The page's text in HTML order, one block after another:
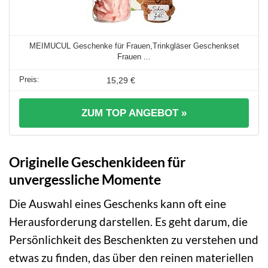
MEIMUCUL Geschenke für Frauen,Trinkgläser Geschenkset
Frauen ...
15,29 €
ZUM TOP ANGEBOT »
Originelle Geschenkideen für
unvergessliche Momente
Die Auswahl eines Geschenks kann oft eine
Herausforderung darstellen. Es geht darum, die
Persönlichkeit des Beschenkten zu verstehen und
etwas zu finden, das über den reinen materiellen